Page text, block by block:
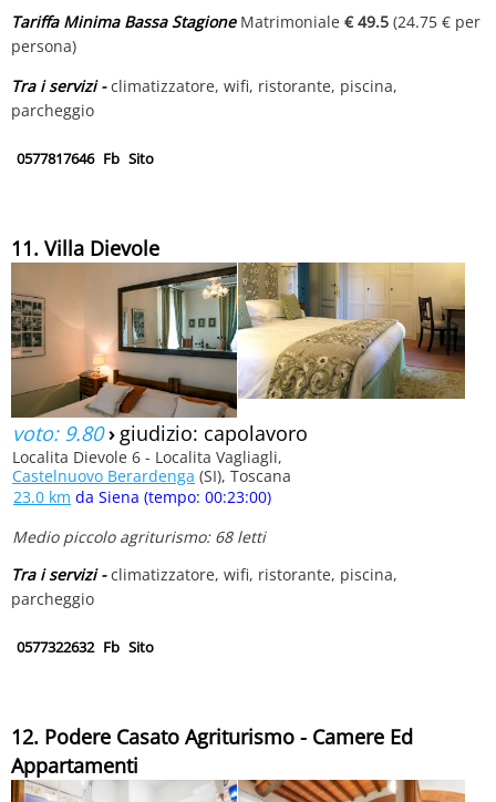
Tariffa Minima Bassa StagioneMatrimoniale € 49.5 (24.75 € per
persona)
Tra i servizi -climatizzatore, wifi, ristorante, piscina,
parcheggio
0577817646 Fb Sito
11. Villa Dievole
voto: 9.80› giudizio: capolavoro
Localita Dievole 6 - Localita Vagliagli,
Castelnuovo Berardenga (SI), Toscana
23.0 km da Siena (tempo: 00:23:00)
Medio piccolo agriturismo: 68 letti
Tra i servizi -climatizzatore, wifi, ristorante, piscina,
parcheggio
0577322632 Fb Sito
12. Podere Casato Agriturismo - Camere Ed
Appartamenti